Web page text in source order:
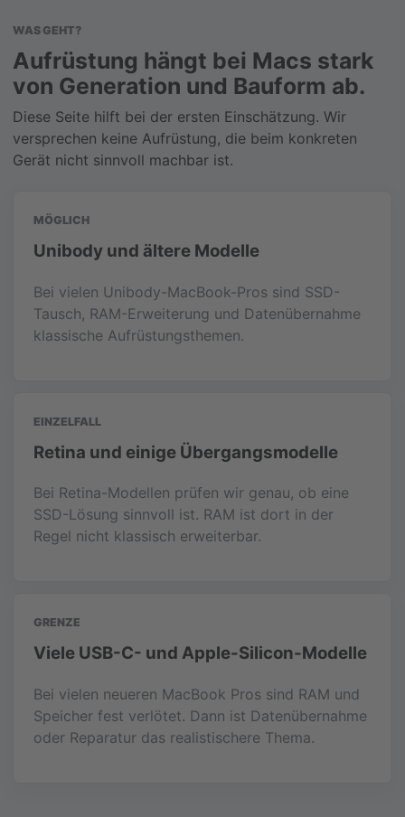
WAS GEHT?
Aufrüstung hängt bei Macs stark
von Generation und Bauform ab.
Diese Seite hilft bei der ersten Einschätzung. Wir
versprechen keine Aufrüstung, die beim konkreten
Gerät nicht sinnvoll machbar ist.
MÖGLICH
Unibody und ältere Modelle
Bei vielen Unibody-MacBook-Pros sind SSD-
Tausch, RAM-Erweiterung und Datenübernahme
klassische Aufrüstungsthemen.
EINZELFALL
Retina und einige Übergangsmodelle
Bei Retina-Modellen prüfen wir genau, ob eine
SSD-Lösung sinnvoll ist. RAM ist dort in der
Regel nicht klassisch erweiterbar.
GRENZE
Viele USB-C- und Apple-Silicon-Modelle
Bei vielen neueren MacBook Pros sind RAM und
Speicher fest verlötet. Dann ist Datenübernahme
oder Reparatur das realistischere Thema.